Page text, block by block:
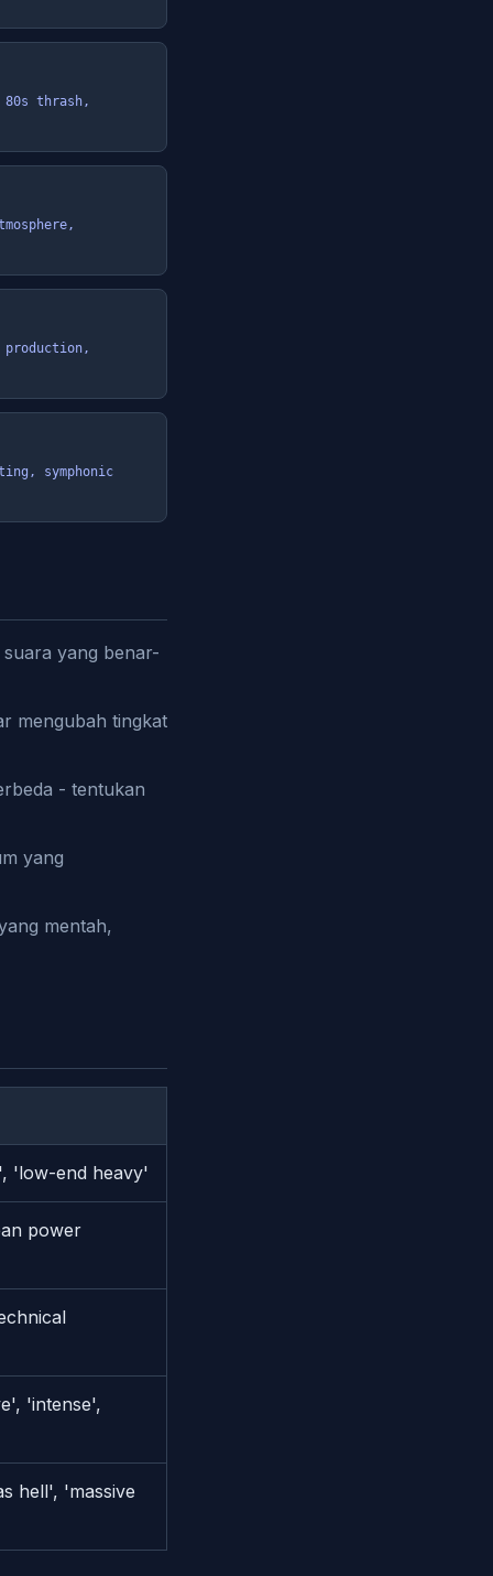
thrash,
production,
symphonic
yang benar-
mengubah tingkat
- tentukan
yang
mentah,
'low-end heavy'
power
'intense',
hell', 'massive